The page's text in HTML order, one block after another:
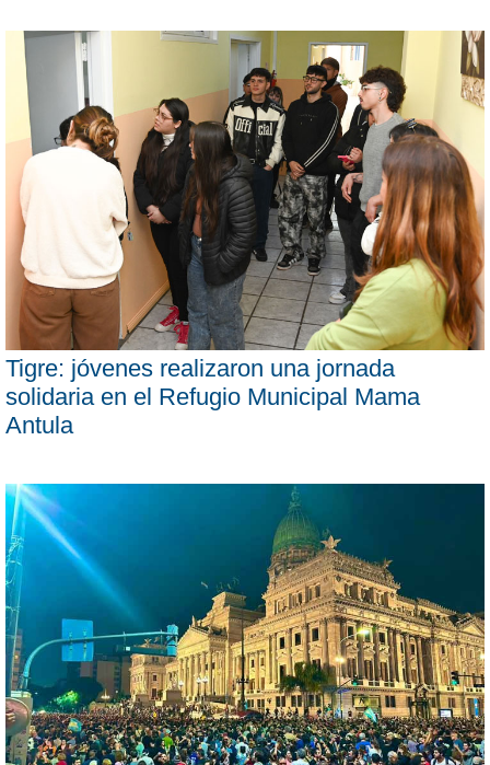
Tigre: jóvenes realizaron una jornada
solidaria en el Refugio Municipal Mama
Antula